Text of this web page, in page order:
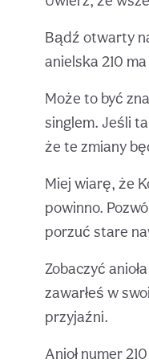
Bądź otwarty
anielska 210
Może to być
singlem. Jeśli
że te zmiany
Miej wiarę, że
powinno.
porzuć stare
Zobaczyć
zawarłeś w
przyjaźni.
Anioł numer